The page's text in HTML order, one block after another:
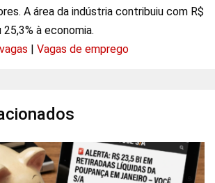
A área da indústria contribuiu com R$
à economia.
vagas | Vagas de emprego